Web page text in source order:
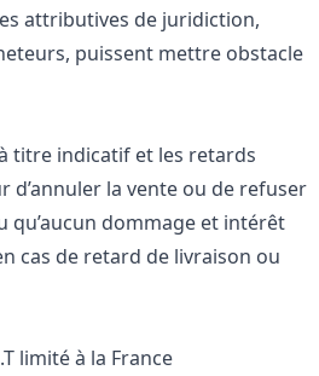
attributives de juridiction,
puissent mettre obstacle
titre indicatif et les retards
d’annuler la vente ou de refuser
qu’aucun dommage et intérêt
cas de retard de livraison ou
limité à la France